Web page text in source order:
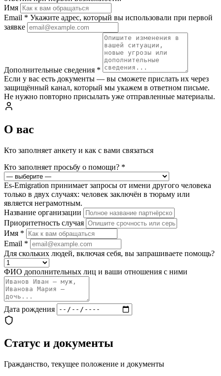
Имя
Email * Укажите адрес, который вы использовали при первой
заявке
Дополнительные сведения *
Если у вас есть документы — вы сможете прислать их через
защищённый канал, который мы укажем в ответном письме.
Не нужно повторно присылать уже отправленные материалы.
О вас
Кто заполняет анкету и как с вами связаться
Кто заполняет просьбу о помощи? *
Es-Emigration принимает запросы от имени другого человека
только в двух случаях: человек заключён в тюрьму или
является неграмотным.
Название организации
Приоритетность случая
Имя *
Email *
Для скольких людей, включая себя, вы запрашиваете помощь?
ФИО дополнительных лиц и ваши отношения с ними
Дата рождения
Статус и документы
Гражданство, текущее положение и документы